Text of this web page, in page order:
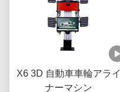
X6 3D 自動車車輪アライ
ナーマシン